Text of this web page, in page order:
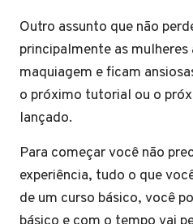
Outro assunto que não
principalmente as
maquiagem e ficam
o próximo tutorial ou o
lançado.
Para começar você não
experiência, tudo o que
de um curso básico, você